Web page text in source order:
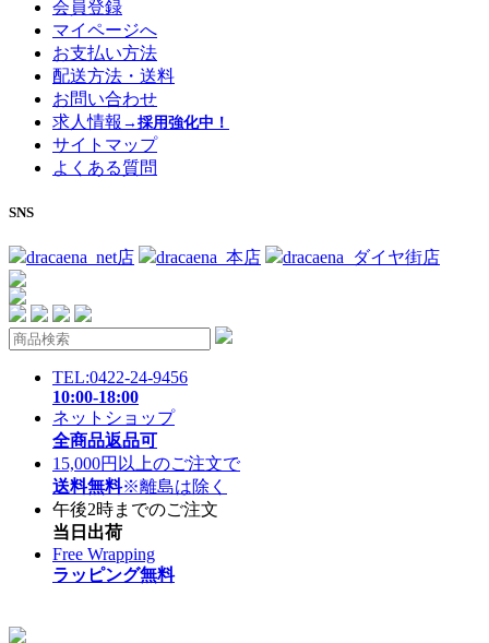
会員登録
マイページへ
お支払い方法
配送方法・送料
お問い合わせ
求人情報 →採用強化中！
サイトマップ
よくある質問
SNS
dracaena_net店 dracaena_本店 dracaena_ダイヤ街店
TEL:0422-24-9456
10:00-18:00
ネットショップ
全商品返品可
15,000円以上のご注文で
送料無料※離島は除く
午後2時までのご注文
当日出荷
Free Wrapping
ラッピング無料